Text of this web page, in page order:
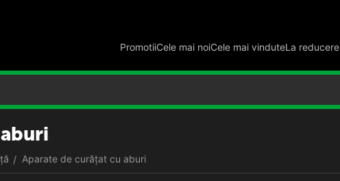
PromotiiCele mai noiCele mai vinduteLa reducere
/ Aparate de curățat cu aburi